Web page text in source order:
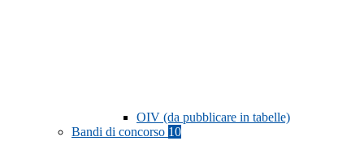
OIV (da pubblicare in tabelle)
Bandi di concorso 10